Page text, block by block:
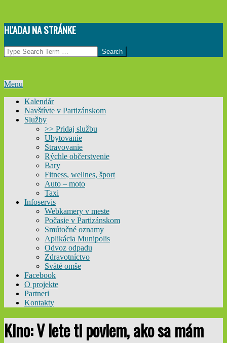
Skip
to
content
HĽADAJ NA STRÁNKE
Search
Primary
Menu
Menu
Kalendár
Navštívte v Partizánskom
Služby
>> Pridaj službu
Ubytovanie
Stravovanie
Rýchle občerstvenie
Bary
Fitness, wellnes, šport
Auto – moto
Taxi
Infoservis
Webkamery v meste
Počasie v Partizánskom
Smútočné oznamy
Aplikácia Munipolis
Odvoz odpadu
Zdravotníctvo
Sväté omše
Facebook
O projekte
Partneri
Kontakty
Kino: V lete ti poviem, ako sa mám